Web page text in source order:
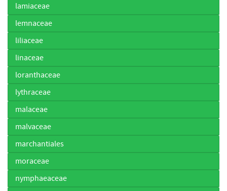
lamiaceae
lemnaceae
liliaceae
linaceae
loranthaceae
lythraceae
malaceae
malvaceae
marchantiales
moraceae
nymphaeaceae